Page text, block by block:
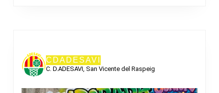
CDADESAVI
C. D.ADESAVI, San Vicente del Raspeig